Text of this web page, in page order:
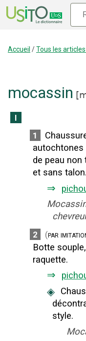
Accueil /Tous les
mocassin [
I
1
autochtones
de peau non
et sans talon.
⇒
2 (par
Botte
raquette.
⇒
◈
style.